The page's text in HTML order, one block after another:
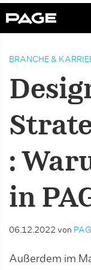
BRANCHE &
:
in
06.12.2022 von
Außerdem im